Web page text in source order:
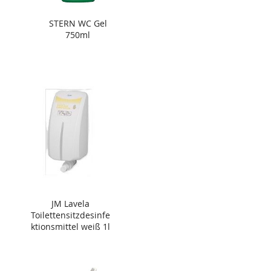
STERN WC Gel
750ml
JM Lavela
Toilettensitzdesinfe
ktionsmittel weiß 1l